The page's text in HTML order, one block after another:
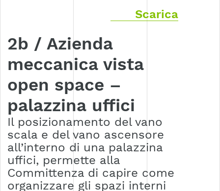
Scarica
2b / Azienda
meccanica vista
open space –
palazzina uffici
Il posizionamento del vano
scala e del vano ascensore
all’interno di una palazzina
uffici, permette alla
Committenza di capire come
organizzare gli spazi interni